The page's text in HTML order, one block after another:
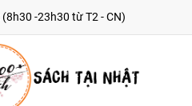
(8h30 -23h30 từ T2 - CN)